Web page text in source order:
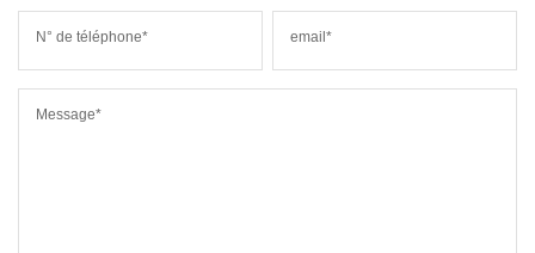
N° de téléphone* email*
Message*